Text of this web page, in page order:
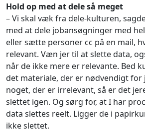
Hold op med at dele så meget
– Vi skal væk fra dele-kulturen,
med at dele jobansøgninger med
eller sætte personer cc på en mail,
relevant. Væn jer til at slette data,
når de ikke mere er relevante. Bed
det materiale, der er nødvendigt for
noget, der er irrelevant, så er det
slettet igen. Og sørg for, at I har
data slettes reelt. Ligger de i
ikke slettet.